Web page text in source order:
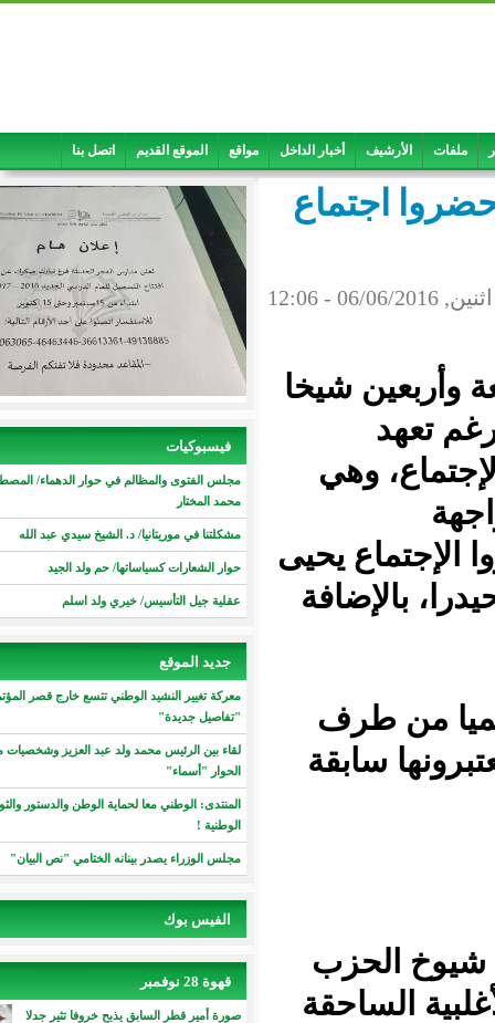
الأرشيف أخبار الداخل مواقع الموقع القديم اتصل بنا
الإنسانية
مجلس الفتوى والمظالم في حوار الدهماء/ المصطفى اباه
مشكلتنا في موريتانيا/ د. الشيخ سيدي عبد الله
حوار الشعارات كسياساتها/ حم ولد الجيد
عقلية جيل التأسيس/ خيري ولد اسلم
معركة تغيير النشيد الوطني تتسع خارج قصر المؤتمرات
"تفاصيل جديدة"
لقاء بين الرئيس محمد ولد عبد العزيز وشخصيات محورية في
الحوار "أسماء"
المنتدى: الوطني معا لحماية الوطن والدستور والثوابت والرموز
مجلس الوزراء يصدر بينانه الختامي "نص البيان"
صورة أمير قطر السابق يذبح خروفا تثير جدلا
حضروا اجتماع
شيخا
وهي
يحيى
من طرف
سابقة
شيوخ الحزب